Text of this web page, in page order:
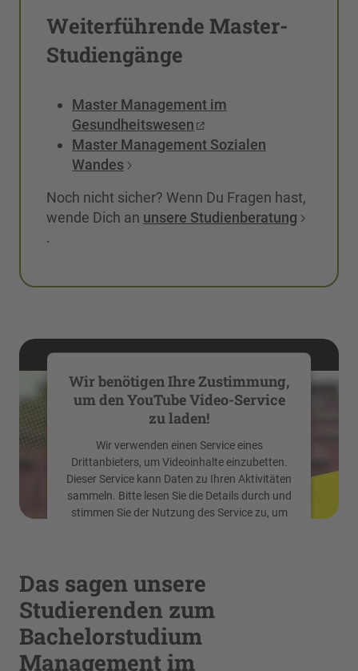
Weiterführende Master-
Studiengänge
Master Management im
Gesundheitswesen
Master Management Sozialen
Wandes
Noch nicht sicher? Wenn Du Fragen hast,
wende Dich an unsere Studienberatung
.
Wir benötigen Ihre Zustimmung,
um den YouTube Video-Service
zu laden!
Wir verwenden einen Service eines
Drittanbieters, um Videoinhalte einzubetten.
Dieser Service kann Daten zu Ihren Aktivitäten
sammeln. Bitte lesen Sie die Details durch und
stimmen Sie der Nutzung des Service zu, um
Mehr Informationen
Akzeptieren
powered by
Management Platform
Das sagen unsere
Studierenden zum
Bachelorstudium
Management im